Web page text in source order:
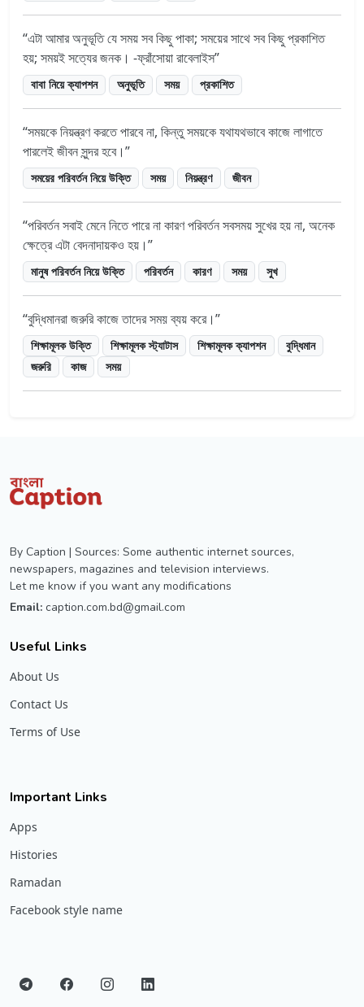
এটা আমার অনুভূতি যে সময় সব কিছু পাকা; সময়ের সাথে সব কিছু প্রকাশিত
হয়; সময়ই সত্যের জনক। -ফ্রাঁসোয়া রাবেলাইস
বাবা নিয়ে ক্যাপশন অনুভূতি সময় প্রকাশিত
সময়কে নিয়ন্ত্রণ করতে পারবে না, কিন্তু সময়কে যথাযথভাবে কাজে লাগাতে
পারলেই জীবন সুন্দর হবে।
সময়ের পরিবর্তন নিয়ে উক্তি সময় নিয়ন্ত্রণ জীবন
পরিবর্তন সবাই মেনে নিতে পারে না কারণ পরিবর্তন সবসময় সুখের হয় না, অনেক
ক্ষেত্রে এটা বেদনাদায়কও হয়।
মানুষ পরিবর্তন নিয়ে উক্তি পরিবর্তন কারণ সময় সুখ
বুদ্ধিমানরা জরুরি কাজে তাদের সময় ব্যয় করে।
শিক্ষামূলক উক্তি শিক্ষামূলক স্ট্যাটাস শিক্ষামূলক ক্যাপশন
বুদ্ধিমান
জরুরি
কাজ সময়
By Caption | Sources: Some authentic internet sources,
newspapers, magazines and television interviews.
Let me know if you want any modifications
Email: caption.com.bd@gmail.com
Useful Links
About Us
Contact Us
Terms of Use
Important Links
Apps
Histories
Ramadan
Facebook style name